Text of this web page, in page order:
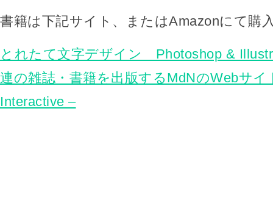
書籍は下記サイト、またはAmazonにて購
とれたて文字デザイン Photoshop &
連の雑誌・書籍を出版するMdNのWebサイ
Interactive –